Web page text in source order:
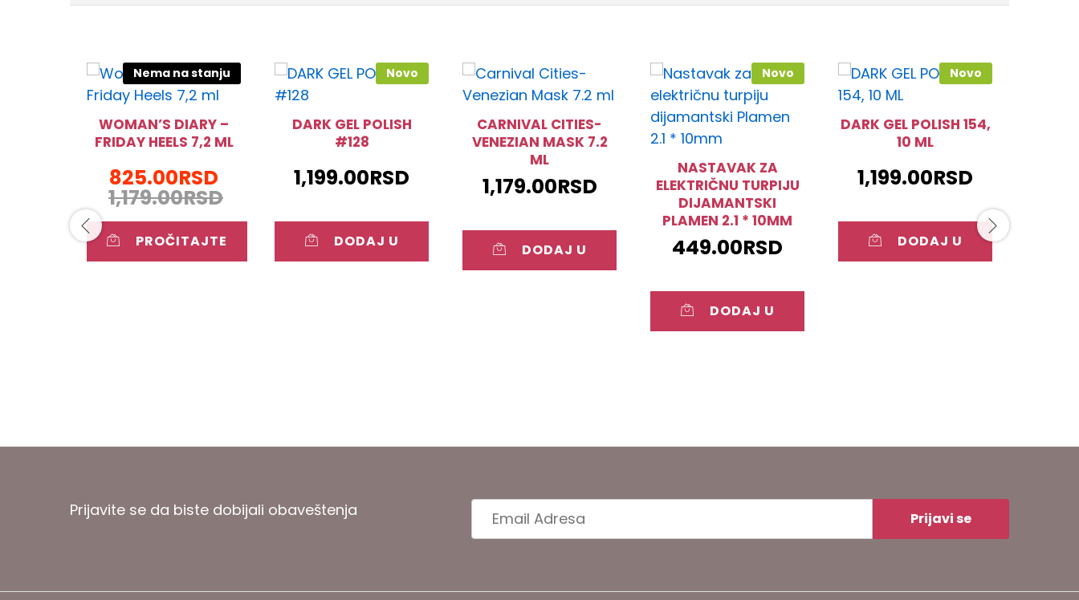
Nema na stanju
WOMAN’S DIARY –
FRIDAY HEELS 7,2 ML
825.00RSD
1,179.00RSD
PROČITAJTE
Novo
DARK GEL POLISH
#128
1,199.00RSD
DODAJ U
CARNIVAL CITIES-
VENEZIAN MASK 7.2
ML
1,179.00RSD
DODAJ U
Novo
NASTAVAK ZA
ELEKTRIČNU TURPIJU
DIJAMANTSKI
PLAMEN 2.1 * 10MM
449.00RSD
DODAJ U
Novo
DARK GEL POLISH 154,
10 ML
1,199.00RSD
DODAJ U
Prijavite se da biste dobijali obaveštenja